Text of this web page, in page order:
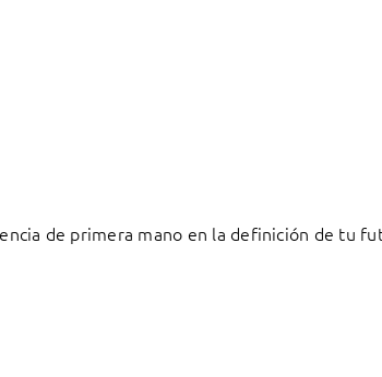
de primera mano en la definición de tu